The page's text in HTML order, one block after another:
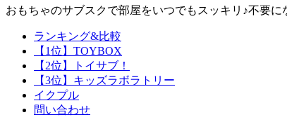
おもちゃのサブスクで部屋をいつでもスッキリ♪不要
ランキング&比較
【1位】TOYBOX
【2位】トイサブ！
【3位】キッズラボラトリー
イクプル
問い合わせ